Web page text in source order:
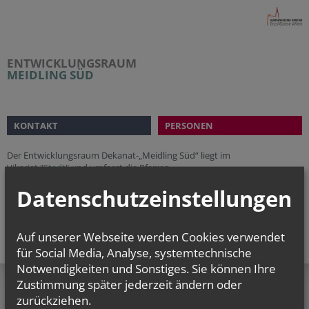
ENTWICKLUNGSRAUM
MEIDLING SÜD
KONTAKT PERSONEN
Der Entwicklungsraum Dekanat-„Meidling Süd“ liegt im
Vikariat "Stadt" und umfasst die Pfarren
Hetzendorf
Datenschutzeinstellungen
Auf unserer Webseite werden Cookies verwendet
für Social Media, Analyse, systemtechnische
Notwendigkeiten und Sonstiges. Sie können Ihre
Zustimmung später jederzeit ändern oder
zurückziehen.